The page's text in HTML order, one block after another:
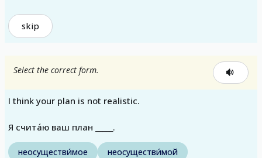
skip
Select the correct form.
I think your plan is not realistic.
Я счита́ю ваш план _____.
неосуществи́мое
неосуществи́мой